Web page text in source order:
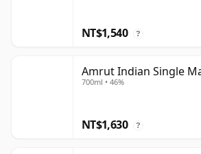
NT$1,540 ?
Amrut Indian Single
700ml • 46%
NT$1,630 ?